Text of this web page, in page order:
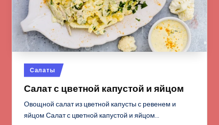
Опубликовано
в
Салаты
Салат с цветной капустой и яйцом
Овощной салат из цветной капусты с ревенем и
яйцом Салат с цветной капустой и яйцом…